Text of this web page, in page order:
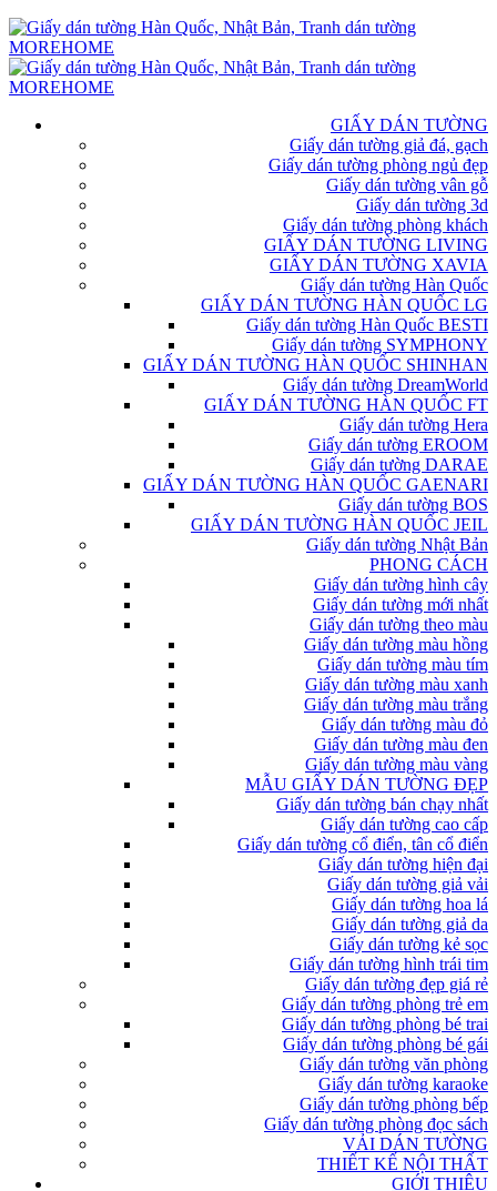
GIẤY DÁN TƯỜNG
Giấy dán tường giả đá, gạch
Giấy dán tường phòng ngủ đẹp
Giấy dán tường vân gỗ
Giấy dán tường 3d
Giấy dán tường phòng khách
GIẤY DÁN TƯỜNG LIVING
GIẤY DÁN TƯỜNG XAVIA
Giấy dán tường Hàn Quốc
GIẤY DÁN TƯỜNG HÀN QUỐC LG
Giấy dán tường Hàn Quốc BESTI
Giấy dán tường SYMPHONY
GIẤY DÁN TƯỜNG HÀN QUỐC SHINHAN
Giấy dán tường DreamWorld
GIẤY DÁN TƯỜNG HÀN QUỐC FT
Giấy dán tường Hera
Giấy dán tường EROOM
Giấy dán tường DARAE
GIẤY DÁN TƯỜNG HÀN QUỐC GAENARI
Giấy dán tường BOS
GIẤY DÁN TƯỜNG HÀN QUỐC JEIL
Giấy dán tường Nhật Bản
PHONG CÁCH
Giấy dán tường hình cây
Giấy dán tường mới nhất
Giấy dán tường theo màu
Giấy dán tường màu hồng
Giấy dán tường màu tím
Giấy dán tường màu xanh
Giấy dán tường màu trắng
Giấy dán tường màu đỏ
Giấy dán tường màu đen
Giấy dán tường màu vàng
MẪU GIẤY DÁN TƯỜNG ĐẸP
Giấy dán tường bán chạy nhất
Giấy dán tường cao cấp
Giấy dán tường cổ điển, tân cổ điển
Giấy dán tường hiện đại
Giấy dán tường giả vải
Giấy dán tường hoa lá
Giấy dán tường giả da
Giấy dán tường kẻ sọc
Giấy dán tường hình trái tim
Giấy dán tường đẹp giá rẻ
Giấy dán tường phòng trẻ em
Giấy dán tường phòng bé trai
Giấy dán tường phòng bé gái
Giấy dán tường văn phòng
Giấy dán tường karaoke
Giấy dán tường phòng bếp
Giấy dán tường phòng đọc sách
VẢI DÁN TƯỜNG
THIẾT KẾ NỘI THẤT
GIỚI THIỆU